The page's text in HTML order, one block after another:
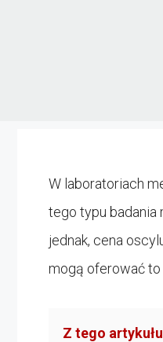
W laboratoriach
tego typu badania
jednak, cena
mogą oferować to
Z tego